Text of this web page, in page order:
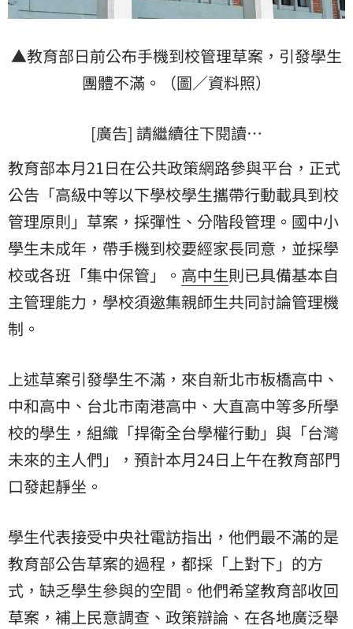
▲教育部日前公布手機到校管理草案，引發學生
團體不滿。（圖／資料照）
[廣告] 請繼續往下閱讀…
教育部本月21日在公共政策網路參與平台，正式
公告「高級中等以下學校學生攜帶行動載具到校
管理原則」草案，採彈性、分階段管理。國中小
學生未成年，帶手機到校要經家長同意，並採學
校或各班「集中保管」。 高中生則已具備基本自
主管理能力，學校須邀集親師生共同討論管理機
制。
上述草案引發學生不滿，來自新北市板橋高中、
中和高中、台北市南港高中、大直高中等多所學
校的學生，組織「捍衛全台學權行動」與「台灣
未來的主人們」，預計本月24日上午在教育部門
口發起靜坐。
學生代表接受中央社電訪指出，他們最不滿的是
教育部公告草案的過程，都採「上對下」的方
式，缺乏學生參與的空間。他們希望教育部收回
草案，補上民意調查、政策辯論、在各地廣泛舉